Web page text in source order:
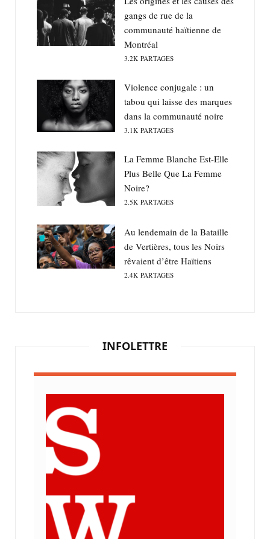
gangs de rue de la
communauté haïtienne de
Montréal
3.2K PARTAGES
Violence conjugale : un
tabou qui laisse des marques
dans la communauté noire
3.1K PARTAGES
La Femme Blanche Est-Elle
Plus Belle Que La Femme
Noire?
2.5K PARTAGES
Au lendemain de la Bataille
de Vertières, tous les Noirs
rêvaient d’être Haïtiens
2.4K PARTAGES
INFOLETTRE